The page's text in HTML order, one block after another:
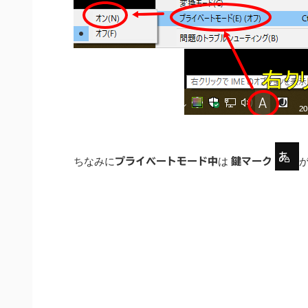
ちなみにプライベートモード中は 鍵マーク